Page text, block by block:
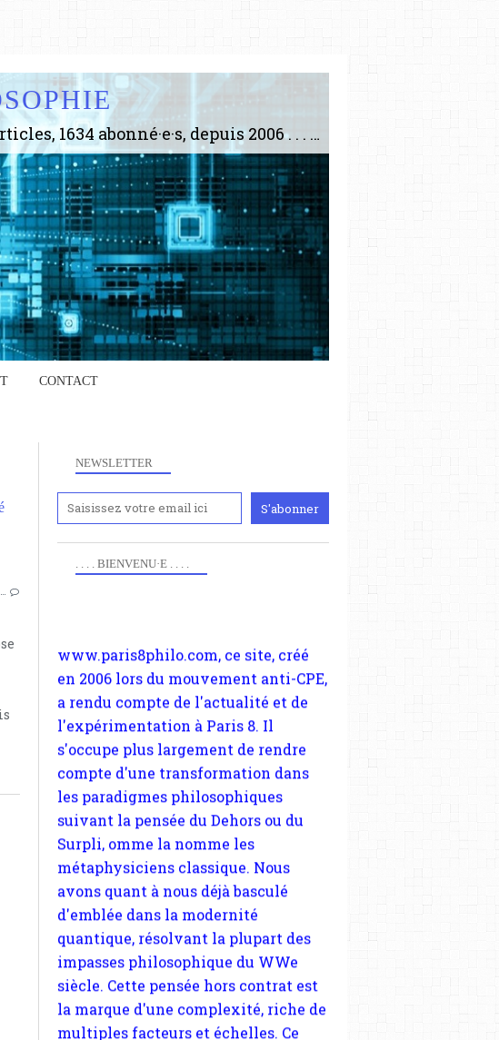
Le plus gros site de philosophie de France ! ABONNEZ-VOUS ! 4115 Articles, 1634 abonné·e·s, depuis 2006 . . . . . . . . 2 852 214 pages vues jusqu'à présent. Prestance et être apte à un plus grand nombre de choses.
CONTACT
CORINNE PELLUCHON
…
NEWSLETTER
. . . . BIENVENU·E . . . .
Anciennement
en 2006 lors du mouvement anti-CPE,
s'occupe plus largement de rendre
compte d'une transformation dans
les paradigmes philosophiques
suivant la pensée du Dehors ou du
Surpli, omme la nomme les
métaphysiciens classique. Nous
avons quant à nous déjà basculé
d'emblée dans la modernité
quantique, résolvant la plupart des
impasses philosophique du WWe
siècle. Cette pensée hors contrat est
la marque d'une complexité, riche de
multiples facteurs et échelles. Ce
site contient des articles pour être
apte à un plus grand nombre de
choses.